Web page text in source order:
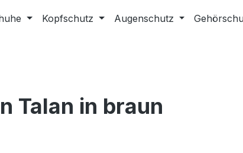
Kopfschutz Augenschutz
Talan in braun